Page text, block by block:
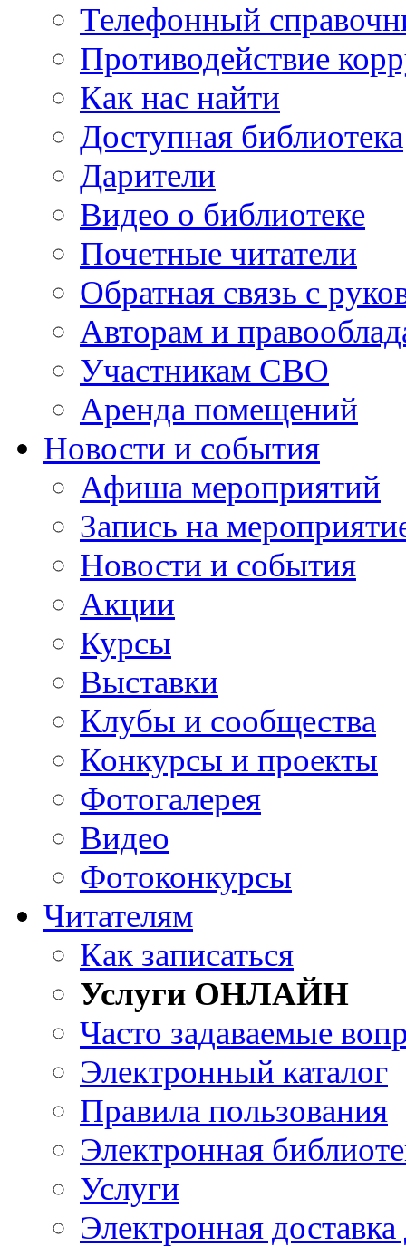
Телефонный
Противодействие
Как нас найти
Доступная библиотека
Дарители
Видео о библиотеке
Почетные читатели
Обратная связь с
Авторам и
Участникам СВО
Аренда помещений
Новости и события
Афиша мероприятий
Запись на
Новости и события
Акции
Курсы
Выставки
Клубы и сообщества
Конкурсы и проекты
Фотогалерея
Видео
Фотоконкурсы
Читателям
Как записаться
Услуги ОНЛАЙН
Часто задаваемые
Электронный каталог
Правила пользования
Электронная
Услуги
Электронная